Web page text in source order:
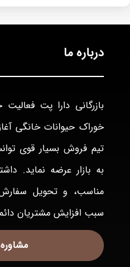
درباره ما
بازرگانی دارا پت
خوراک حيوانات خانگی
تيم فروش بسيار قوی
به بازار عرضه نمايد.
مناسب، و تحويل
سبب افزايش مشتريان